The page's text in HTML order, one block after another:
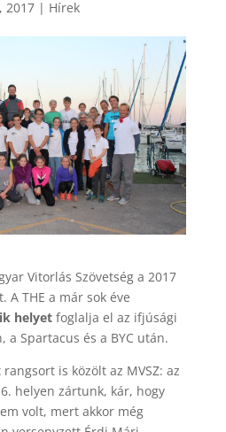
2017| Hírek
Vitorlás Szövetség a 2017
A THE a már sok éve
helyetfoglalja el az ifjúsági
a Spartacus és a BYC után.
is közölt az MVSZ: az
helyen zártunk, kár, hogy
volt, mert akkor még